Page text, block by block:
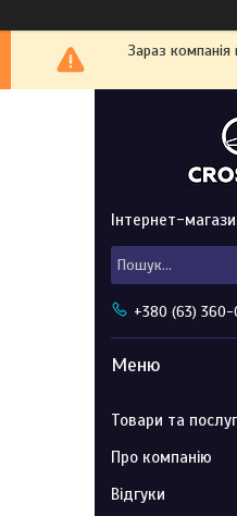
Зараз
Інтернет-
+380 (63) 360-
Товари та
Про компанію
Відгуки